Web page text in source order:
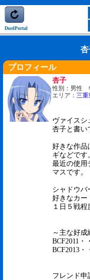
DuelPortal
杏
プロフィール
杏子
性別：男性
エリア： 三重
ヴァイスシ
杏子と書い
好きな作品
ギなどです
最近の使用
マスです。
シャドウバ
好きなカー
１日５戦程
～主な好成
BCF2011・
BCF2013
全国決
フレンド申